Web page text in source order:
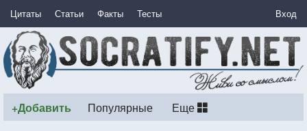
Цитаты Статьи Факты Тесты Вход
+Добавить Популярные Еще